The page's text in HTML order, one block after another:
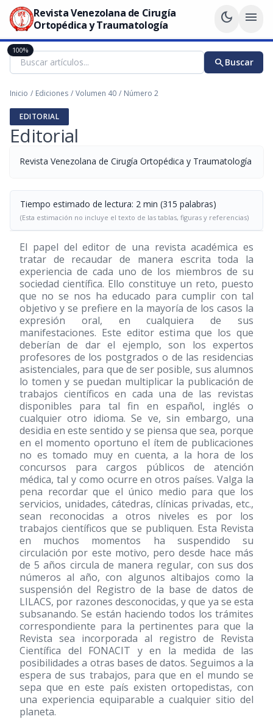
Revista Venezolana de Cirugía
Ortopédica y Traumatología
dark_mode menu
searchBuscar
Inicio / Ediciones / Volumen 40 / Número 2
EDITORIAL
Editorial
Revista Venezolana de Cirugía Ortopédica y Traumatología
Tiempo estimado de lectura: 2 min (315 palabras)
(Esta estimación no incluye el texto de las tablas, figuras y referencias)
El papel del editor de una revista académica es
tratar de recaudar de manera escrita toda la
experiencia de cada uno de los miembros de su
sociedad científica. Ello constituye un reto, puesto
que no se nos ha educado para cumplir con tal
objetivo y se prefiere en la mayoría de los casos la
expresión oral, en cualquiera de sus
manifestaciones. Este editor estima que los que
deberían de dar el ejemplo, son los expertos
profesores de los postgrados o de las residencias
asistenciales, para que de ser posible, sus alumnos
lo tomen y se puedan multiplicar la publicación de
trabajos científicos en cada una de las revistas
disponibles para tal fin en español, inglés o
cualquier otro idioma. Se ve, sin embargo, una
desidia en este sentido y se piensa que sea, porque
en el momento oportuno el ítem de publicaciones
no es tomado muy en cuenta, a la hora de los
concursos para cargos públicos de atención
médica, tal y como ocurre en otros países. Valga la
pena recordar que el único medio para que los
servicios, unidades, cátedras, clínicas privadas, etc.,
sean reconocidas a otros niveles es por los
trabajos científicos que se publiquen. Esta Revista
en muchos momentos ha suspendido su
circulación por este motivo, pero desde hace más
de 5 años circula de manera regular, con sus dos
números al año, con algunos altibajos como la
suspensión del Registro de la base de datos de
LILACS, por razones desconocidas, y que ya se esta
subsanando. Se están haciendo todos los trámites
correspondiente para la pertinentes para que la
Revista sea incorporada al registro de Revista
Científica del FONACIT y en la medida de las
posibilidades a otras bases de datos. Seguimos a la
espera de sus trabajos, para que en el mundo se
sepa que en este país existen ortopedistas, con
una experiencia equiparable a cualquier sitio del
planeta.
100%